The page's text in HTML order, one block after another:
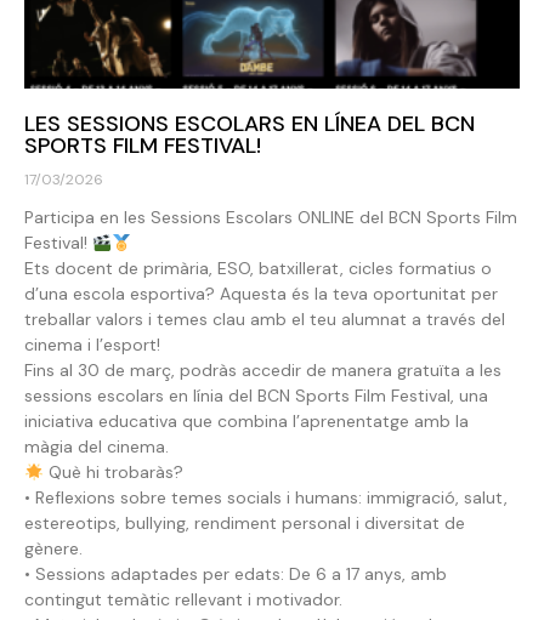
LES SESSIONS ESCOLARS EN LÍNEA DEL BCN
SPORTS FILM FESTIVAL!
17/03/2026
Participa en les Sessions Escolars ONLINE del BCN Sports Film
Festival!
Ets docent de primària, ESO, batxillerat, cicles formatius o
d’una escola esportiva? Aquesta és la teva oportunitat per
treballar valors i temes clau amb el teu alumnat a través del
cinema i l’esport!
Fins al 30 de març, podràs accedir de manera gratuïta a les
sessions escolars en línia del BCN Sports Film Festival, una
iniciativa educativa que combina l’aprenentatge amb la
màgia del cinema.
Què hi trobaràs?
• Reflexions sobre temes socials i humans: immigració, salut,
estereotips, bullying, rendiment personal i diversitat de
gènere.
• Sessions adaptades per edats: De 6 a 17 anys, amb
contingut temàtic rellevant i motivador.